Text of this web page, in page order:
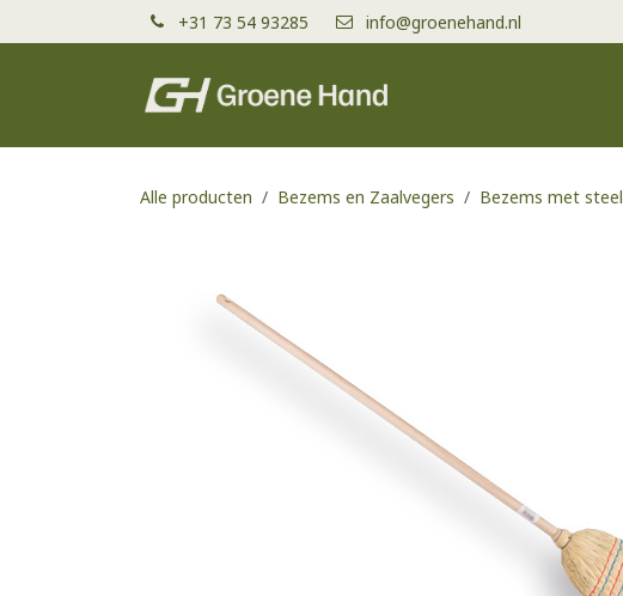
Overslaan naar inhoud +31 73 54 93285 info@groenehand.nl
Alle producten Bezems en Zaalvegers Bezems met steel